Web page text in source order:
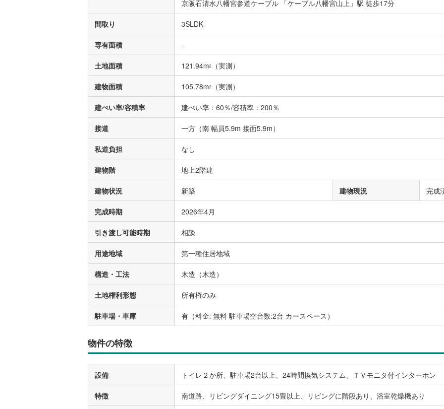
京阪石清水八幡宮参道ケーブル 「ケーブル八幡宮山上」駅 徒歩17分
間取り 3SLDK
専有面積 -
土地面積 121.94m2 （実測）
建物面積 105.78m2 （実測）
建ぺい率/容積率 建ぺい率：60％/容積率：200％
接道 一方（南 幅員5.9m 接面5.9m）
私道負担 なし
建物階 地上2階建
建物状況 新築 建物現況 完成
完成時期 2026年4月
引き渡し可能時期 相談
用途地域 第一種住居地域
構造・工法 木造（木造）
土地権利形態 所有権のみ
駐車場・車庫 有（料金: 無料 駐車場空台数:2台 カースペース）
物件の特徴
設備 トイレ２か所、駐車場2台以上、24時間換気システム、ＴＶモニタ付インターホン
特徴 南道路、リビングダイニング15畳以上、リビングに階段あり、浴室乾燥機あり